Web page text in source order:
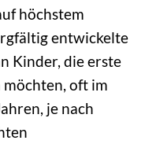
höchstem
entwickelte
Kinder, die erste
oft im
je nach